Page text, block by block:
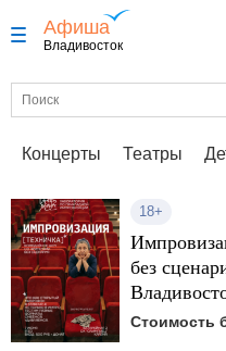
Афиша
Владивосток
Концерты Театры
18+
без
Стоимость